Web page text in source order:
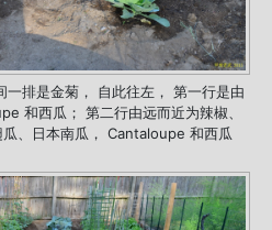
一排是金菊， 自此往左， 第一行是由
和西瓜； 第二行由远而近为辣椒、
、日本南瓜， Cantaloupe 和西瓜